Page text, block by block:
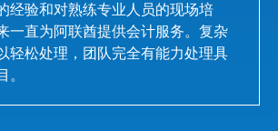
经验和对熟练专业人员的现场培
一直为阿联酋提供会计服务。复杂
轻松处理，团队完全有能力处理具